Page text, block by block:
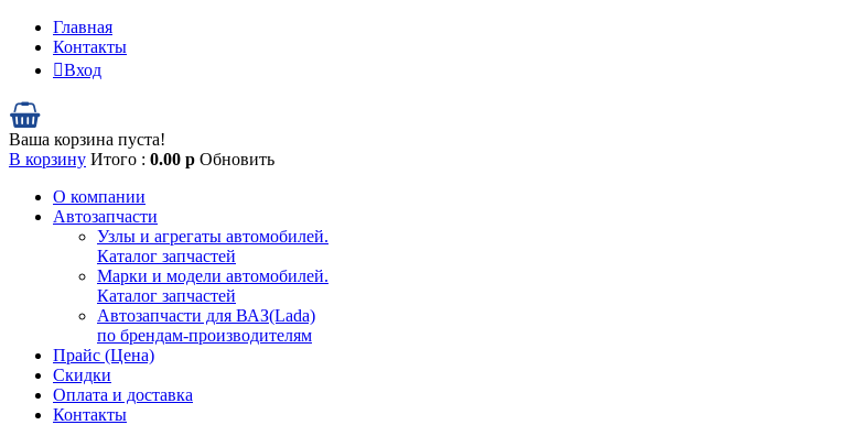
Главная
Контакты
Вход
Ваша корзина пуста!
В корзину Итого : 0.00 р Обновить
О компании
Автозапчасти
Узлы и агрегаты автомобилей.
Каталог запчастей
Марки и модели автомобилей.
Каталог запчастей
Автозапчасти для ВАЗ(Lada)
по брендам-производителям
Прайс (Цена)
Скидки
Оплата и доставка
Контакты